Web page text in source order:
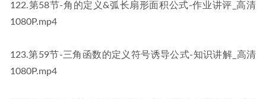
​122​.第58节-角的定义&弧长扇形面积公式-作业讲评_高清
1080P​​.mp4
​123​.第59节-三角函数的定义符号诱导公式-知识讲解_高清
1080P​​.mp4